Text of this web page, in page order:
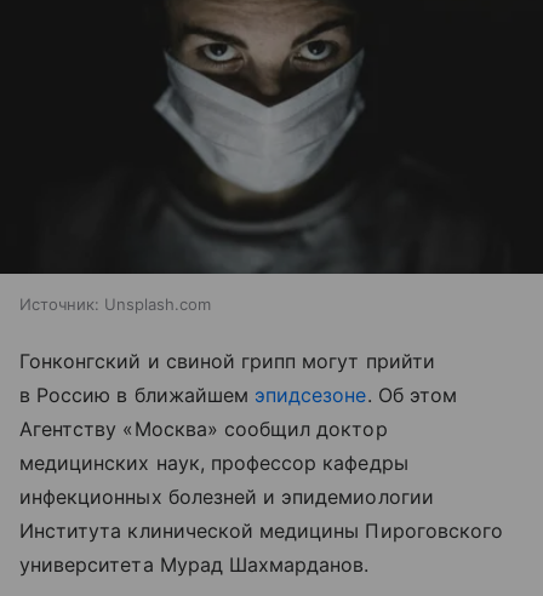
Источник: Unsplash.com
Гонконгский и свиной грипп могут прийти
в Россию в ближайшем эпидсезоне. Об этом
Агентству «Москва» сообщил доктор
медицинских наук, профессор кафедры
инфекционных болезней и эпидемиологии
Института клинической медицины Пироговского
университета Мурад Шахмарданов.